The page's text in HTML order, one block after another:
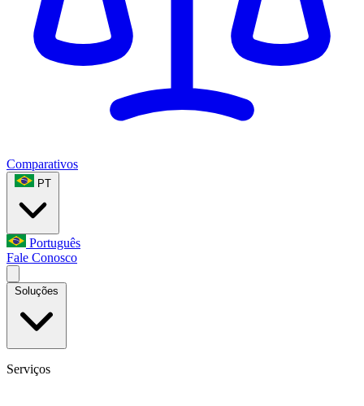
Comparativos
PT
Português
Fale Conosco
Soluções
Serviços